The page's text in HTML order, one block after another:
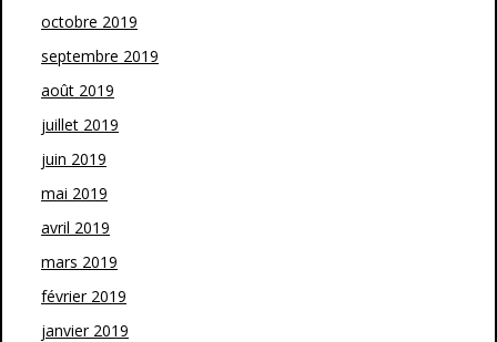
octobre 2019
septembre 2019
août 2019
juillet 2019
juin 2019
mai 2019
avril 2019
mars 2019
février 2019
janvier 2019